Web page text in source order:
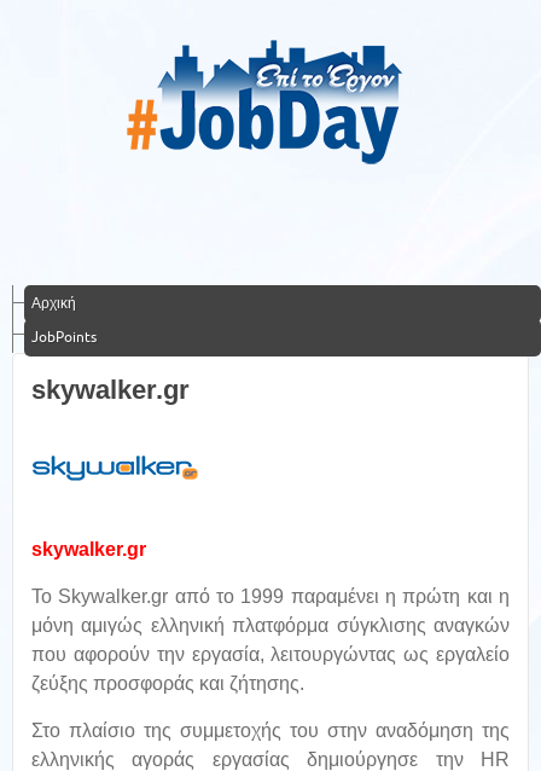
Αρχική
JobPoints
skywalker.gr
skywalker.gr
Το Skywalker.gr από το 1999 παραμένει η πρώτη και η
μόνη αμιγώς ελληνική πλατφόρμα σύγκλισης αναγκών
που αφορούν την εργασία, λειτουργώντας ως εργαλείο
ζεύξης προσφοράς και ζήτησης.
Στο πλαίσιο της συμμετοχής του στην αναδόμηση της
ελληνικής αγοράς εργασίας δημιούργησε την HR